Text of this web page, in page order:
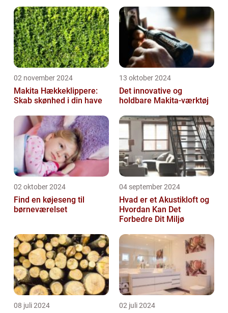
02 november 2024
Makita Hækkeklippere:
Skab skønhed i din have
13 oktober 2024
Det innovative og
holdbare Makita-værktøj
02 oktober 2024
Find en køjeseng til
børneværelset
04 september 2024
Hvad er et Akustikloft og
Hvordan Kan Det
Forbedre Dit Miljø
08 juli 2024 02 juli 2024